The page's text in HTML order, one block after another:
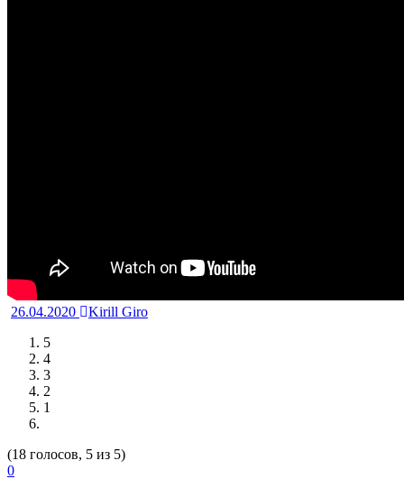
26.04.2020
Kirill Giro
5
4
3
2
1
(18 голосов, 5 из 5)
0